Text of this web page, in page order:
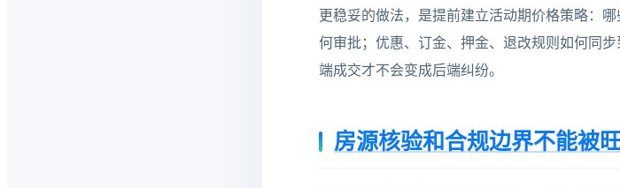
更稳妥的做法，是提前建立活动期价格策略：
何审批；优惠、订金、押金、退改规则如何同
端成交才不会变成后端纠纷。
房源核验和合规边界不能被